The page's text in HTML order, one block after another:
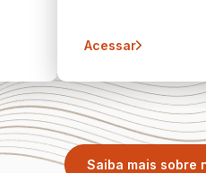
Acessar
Saiba mais sobre